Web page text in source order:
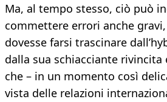
Ma, al tempo stesso, ciò può
commettere errori anche
dovesse farsi trascinare
dalla sua schiacciante
che – in un momento così
vista delle relazioni